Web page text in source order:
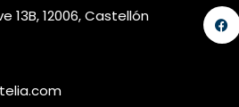
13B, 12006, Castellón